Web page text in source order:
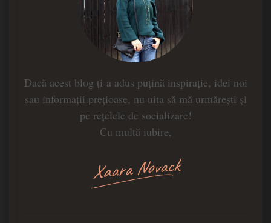
Dacă acest blog ți-a adus puțină inspirație, idei noi
sau informații prețioase, nu uita să mă urmărești și
pe rețelele de socializare!
Cu multă iubire,
Xaara Novack